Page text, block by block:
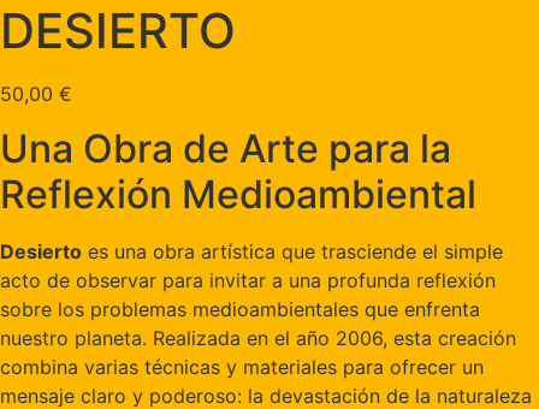
DESIERTO
50,00 €
Una Obra de Arte para la
Reflexión Medioambiental
Desierto es una obra artística que trasciende el simple
acto de observar para invitar a una profunda reflexión
sobre los problemas medioambientales que enfrenta
nuestro planeta. Realizada en el año 2006, esta creación
combina varias técnicas y materiales para ofrecer un
mensaje claro y poderoso: la devastación de la naturaleza